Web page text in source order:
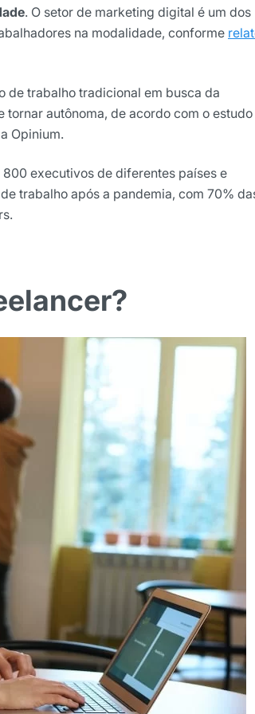
. O setor de marketing digital é um dos
na modalidade, conforme
de trabalho tradicional em busca da
autônoma, de acordo com o estudo
Opinium.
executivos de diferentes países e
trabalho após a pandemia, com 70%